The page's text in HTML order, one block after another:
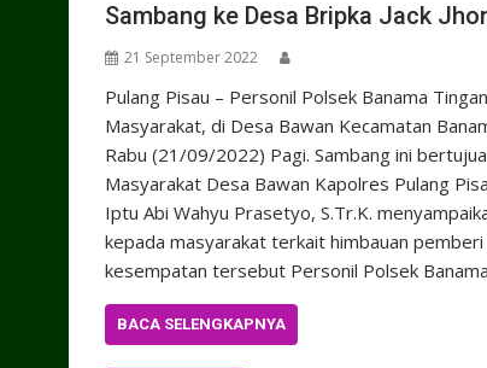
Sambang ke Desa Bripka Jack
21 September 2022
Pulang Pisau – Personil Polsek Banama
Masyarakat, di Desa Bawan Kecamatan
Rabu (21/09/2022) Pagi. Sambang ini
Masyarakat Desa Bawan Kapolres Pulang
Iptu Abi Wahyu Prasetyo, S.Tr.K.
kepada masyarakat terkait himbauan
kesempatan tersebut Personil Polsek
BACA SELENGKAPNYA